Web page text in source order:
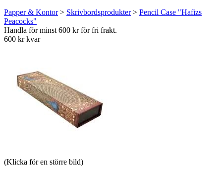
Papper & Kontor> Skrivbordsprodukter> Pencil Case "Hafizs
Peacocks"
Handla för minst 600 kr för fri frakt.
600 kr kvar
(Klicka för en större bild)